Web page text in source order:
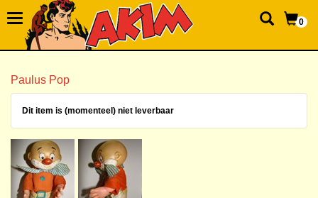
0
Paulus Pop
Dit item is (momenteel) niet leverbaar